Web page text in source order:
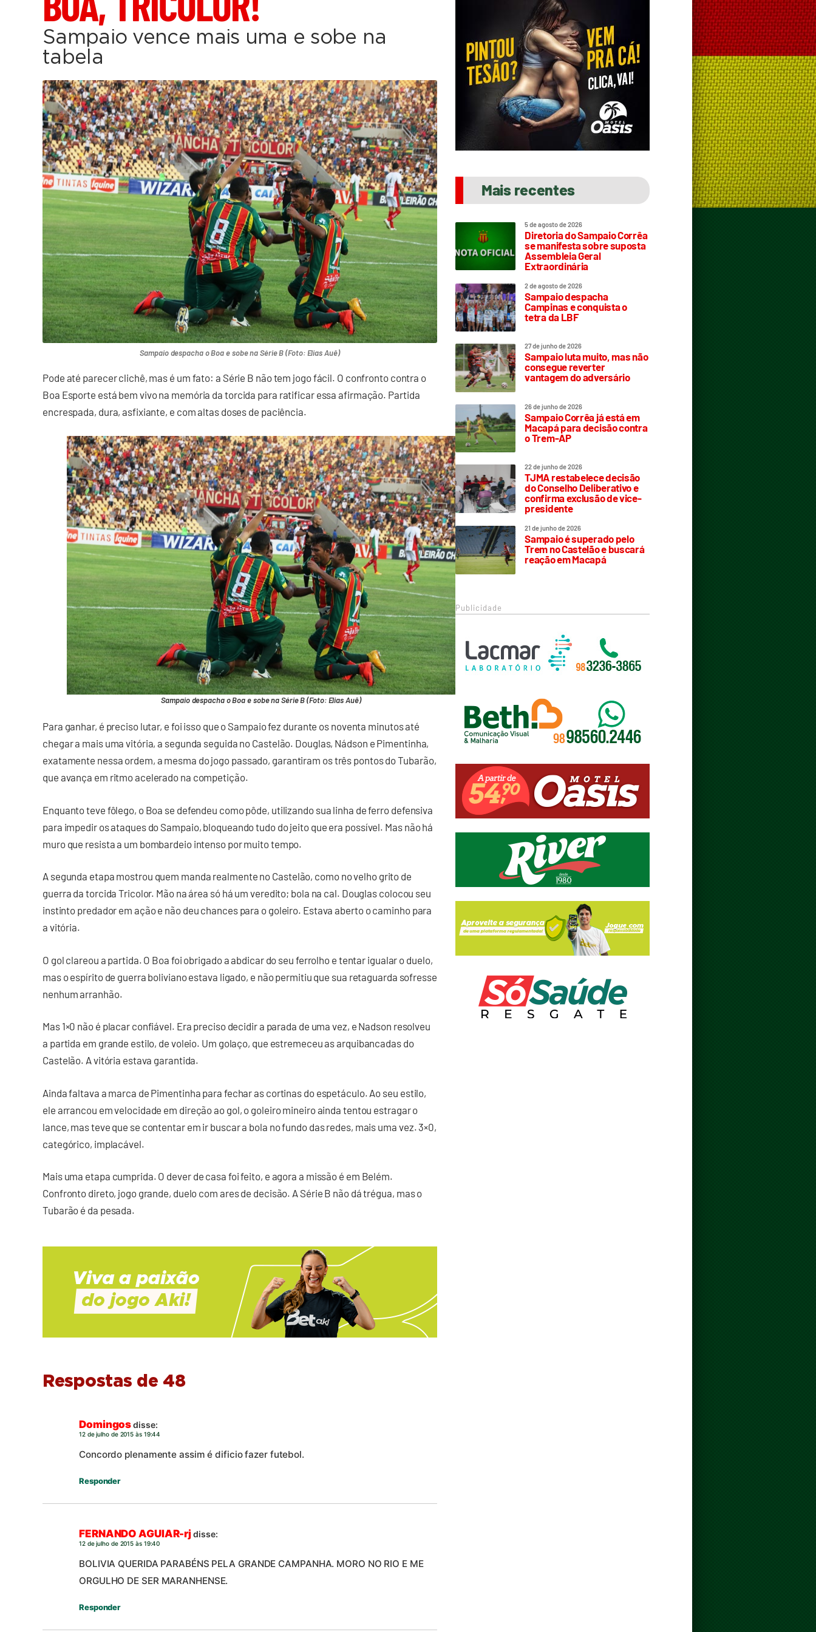
Sampaio vence mais uma e sobe na
tabela
Sampaio despacha o Boa e sobe na Série B (Foto: Elias Auê)
Pode até parecer clichê, mas é um fato: a Série B não tem jogo fácil. O confronto contra o
Boa Esporte está bem vivo na memória da torcida para ratificar essa afirmação. Partida
encrespada, dura, asfixiante, e com altas doses de paciência.
Sampaio despacha o Boa e sobe na Série B (Foto: Elias Auê)
Para ganhar, é preciso lutar, e foi isso que o Sampaio fez durante os noventa minutos até
chegar a mais uma vitória, a segunda seguida no Castelão. Douglas, Nádson e Pimentinha,
exatamente nessa ordem, a mesma do jogo passado, garantiram os três pontos do Tubarão,
que avança em ritmo acelerado na competição.
Enquanto teve fôlego, o Boa se defendeu como pôde, utilizando sua linha de ferro defensiva
para impedir os ataques do Sampaio, bloqueando tudo do jeito que era possível. Mas não há
muro que resista a um bombardeio intenso por muito tempo.
A segunda etapa mostrou quem manda realmente no Castelão, como no velho grito de
guerra da torcida Tricolor. Mão na área só há um veredito; bola na cal. Douglas colocou seu
instinto predador em ação e não deu chances para o goleiro. Estava aberto o caminho para
a vitória.
O gol clareou a partida. O Boa foi obrigado a abdicar do seu ferrolho e tentar igualar o duelo,
mas o espírito de guerra boliviano estava ligado, e não permitiu que sua retaguarda sofresse
nenhum arranhão.
Mas 1×0 não é placar confiável. Era preciso decidir a parada de uma vez, e Nadson resolveu
a partida em grande estilo, de voleio. Um golaço, que estremeceu as arquibancadas do
Castelão. A vitória estava garantida.
Ainda faltava a marca de Pimentinha para fechar as cortinas do espetáculo. Ao seu estilo,
ele arrancou em velocidade em direção ao gol, o goleiro mineiro ainda tentou estragar o
lance, mas teve que se contentar em ir buscar a bola no fundo das redes, mais uma vez. 3×0,
categórico, implacável.
Mais uma etapa cumprida. O dever de casa foi feito, e agora a missão é em Belém.
Confronto direto, jogo grande, duelo com ares de decisão. A Série B não dá trégua, mas o
Tubarão é da pesada.
Respostas de 48
Domingosdisse:
12 de julho de 2015 às 19:44
Concordo plenamente assim é dificio fazer futebol.
Responder
FERNANDO AGUIAR-rjdisse:
12 de julho de 2015 às 19:40
BOLIVIA QUERIDA PARABÉNS PELA GRANDE CAMPANHA. MORO NO RIO E ME
ORGULHO DE SER MARANHENSE.
Responder
Mais recentes
5 de agosto de 2026
Diretoria do Sampaio Corrêa
se manifesta sobre suposta
Assembleia Geral
Extraordinária
2 de agosto de 2026
Sampaio despacha
Campinas e conquista o
tetra da LBF
27 de junho de 2026
Sampaio luta muito, mas não
consegue reverter
vantagem do adversário
26 de junho de 2026
Sampaio Corrêa já está em
Macapá para decisão contra
o Trem-AP
22 de junho de 2026
TJMA restabelece decisão
do Conselho Deliberativo e
confirma exclusão de vice-
presidente
21 de junho de 2026
Sampaio é superado pelo
Trem no Castelão e buscará
reação em Macapá
Publicidade